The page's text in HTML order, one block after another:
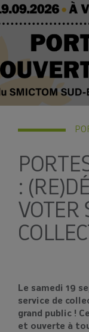
:
VOTER
Le samedi 19
service de
grand public !
et ouverte à